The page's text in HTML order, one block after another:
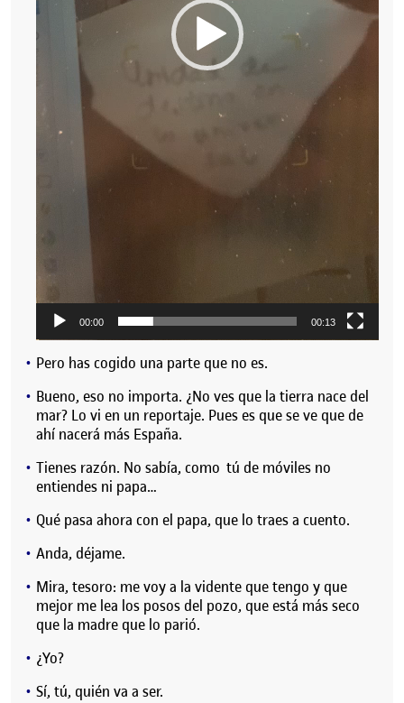
00:00 00:13
Pero has cogido una parte que no es.
Bueno, eso no importa. ¿No ves que la tierra nace del
mar? Lo vi en un reportaje. Pues es que se ve que de
ahí nacerá más España.
Tienes razón. No sabía, como tú de móviles no
entiendes ni papa…
Qué pasa ahora con el papa, que lo traes a cuento.
Anda, déjame.
Mira, tesoro: me voy a la vidente que tengo y que
mejor me lea los posos del pozo, que está más seco
que la madre que lo parió.
¿Yo?
Sí, tú, quién va a ser.